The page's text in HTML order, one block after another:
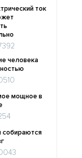
ток
человека
мощное в